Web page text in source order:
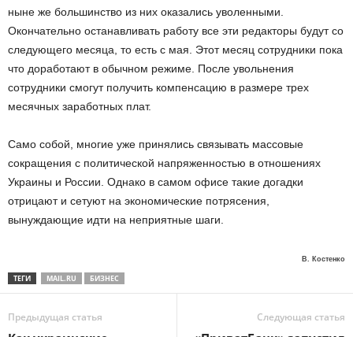
ныне же большинство из них оказались уволенными.
Окончательно останавливать работу все эти редакторы будут со
следующего месяца, то есть с мая. Этот месяц сотрудники пока
что доработают в обычном режиме. После увольнения
сотрудники смогут получить компенсацию в размере трех
месячных заработных плат.
Само собой, многие уже принялись связывать массовые
сокращения с политической напряженностью в отношениях
Украины и России. Однако в самом офисе такие догадки
отрицают и сетуют на экономические потрясения,
вынуждающие идти на неприятные шаги.
В. Костенко
ТЕГИ MAIL.RU БИЗНЕС
Предыдущая статья Следующая статья